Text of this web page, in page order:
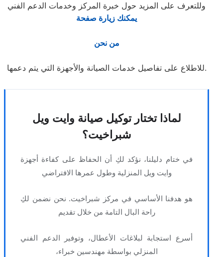
وللتعرف على المزيد حول خبرة المركز وخدمات الدعم الفني
يمكنك زيارة صفحة
من نحن
للاطلاع على تفاصيل خدمات الصيانة والأجهزة التي يتم دعمها.
لماذا تختار توكيل صيانة وايت ويل
شبراخيت؟
في ختام دليلنا، نؤكد لكِ أن الحفاظ على كفاءة أجهزة
وايت ويل المنزلية وطول عمرها الافتراضي
هو هدفنا الأساسي في مركز شبراخيت. نحن نضمن لكِ
راحة البال التامة من خلال تقديم
أسرع استجابة لبلاغات الأعطال، وتوفير الدعم الفني
المنزلي بواسطة مهندسين خبراء،